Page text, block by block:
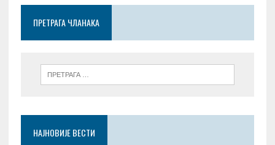
o
k
p er
ПРЕТРАГА ЧЛАНАКА
НАЈНОВИЈЕ ВЕСТИ